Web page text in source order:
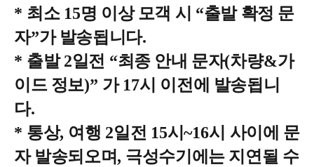
* 최소 15명 이상 모객 시 “출발 확정 문
자”가 발송됩니다.
* 출발2일전 “최종 안내 문자(차량&가
이드 정보)” 가 17시 이전에 발송됩니
다.
* 통상, 여행 2일전 15시~16시 사이에 문
자 발송되오며, 극성수기에는 지연될 수